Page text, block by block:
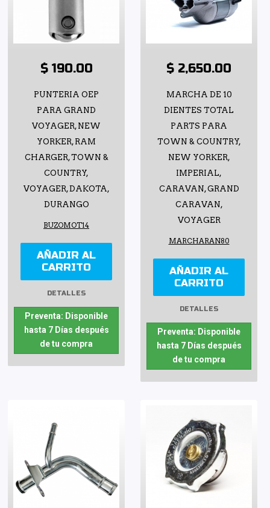
$ 190.00
PUNTERIA OEP
PARA GRAND
VOYAGER, NEW
YORKER, RAM
CHARGER, TOWN &
COUNTRY,
VOYAGER, DAKOTA,
DURANGO
BUZOMOT14
AÑADIR AL
CARRITO
DETALLES
Preventa: Disponible
hasta 7 Días después
de tu compra
$ 2,650.00
MARCHA DE 10
DIENTES TOTAL
PARTS PARA
TOWN & COUNTRY,
NEW YORKER,
IMPERIAL,
CARAVAN, GRAND
CARAVAN,
VOYAGER
MARCHARAN80
AÑADIR AL
CARRITO
DETALLES
Preventa: Disponible
hasta 7 Días después
de tu compra